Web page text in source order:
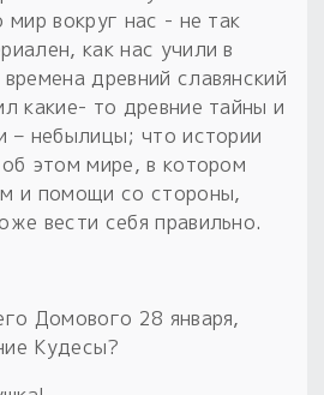
мир вокруг нас - не так
как нас учили в
древний славянский
какие- то древние тайны и
– небылицы; что истории
этом мире, в котором
и помощи со стороны,
вести себя правильно.
Домового 28 января,
Кудесы?